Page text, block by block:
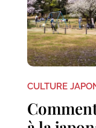
CULTURE